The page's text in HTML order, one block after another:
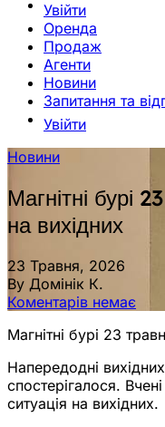
Увійти
Оренда
Продаж
Агенти
Новини
Запитання та
Увійти
Новини
Магнітні бурі
на вихідних
23 Травня, 2026
By Домінік К.
Коментарів немає
Магнітні бурі 23
Напередодні
спостерігалося.
ситуація на вихідних.